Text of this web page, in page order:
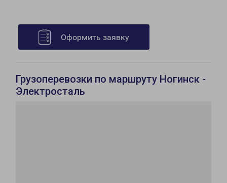
Оформить заявку
Грузоперевозки по маршруту Ногинск -
Электросталь